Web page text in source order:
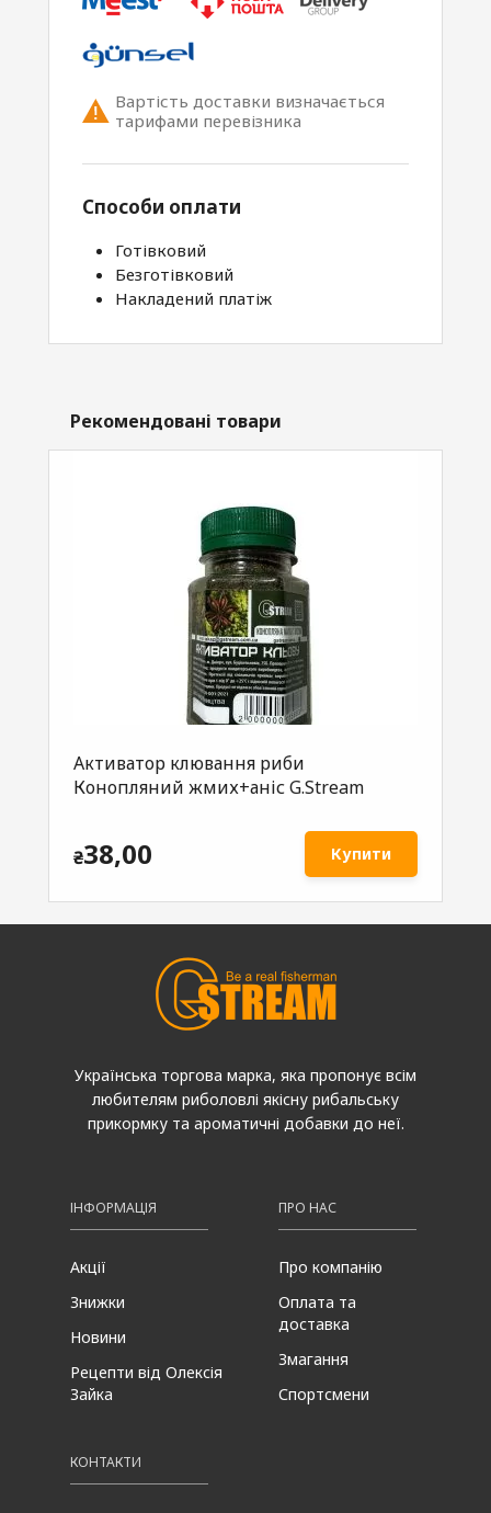
Вартість доставки визначається
тарифами перевізника
Способи оплати
Готівковий
Безготівковий
Накладений платіж
Рекомендовані товари
Активатор клювання риби
Конопляний жмих+аніс G.Stream
₴38,00 Купити
Українська торгова марка, яка пропонує всім
любителям риболовлі якісну рибальську
прикормку та ароматичні добавки до неї.
ІНФОРМАЦІЯ
Акції
Знижки
Новини
Рецепти від Олексія
Зайка
ПРО НАС
Про компанію
Оплата та
доставка
Змагання
Спортсмени
КОНТАКТИ